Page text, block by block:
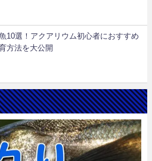
10選！アクアリウム初心者におすすめ
方法を大公開